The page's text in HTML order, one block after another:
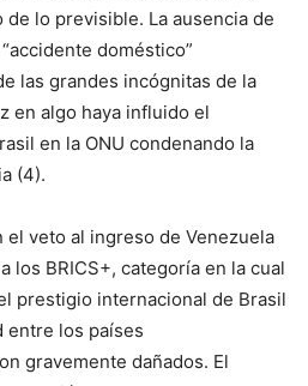
lo previsible. La ausencia de
doméstico”
las grandes incógnitas de la
en algo haya influido el
en la ONU condenando la
(4).
veto al ingreso de Venezuela
los BRICS+, categoría en la cual
prestigio internacional de Brasil
entre los países
gravemente dañados. El